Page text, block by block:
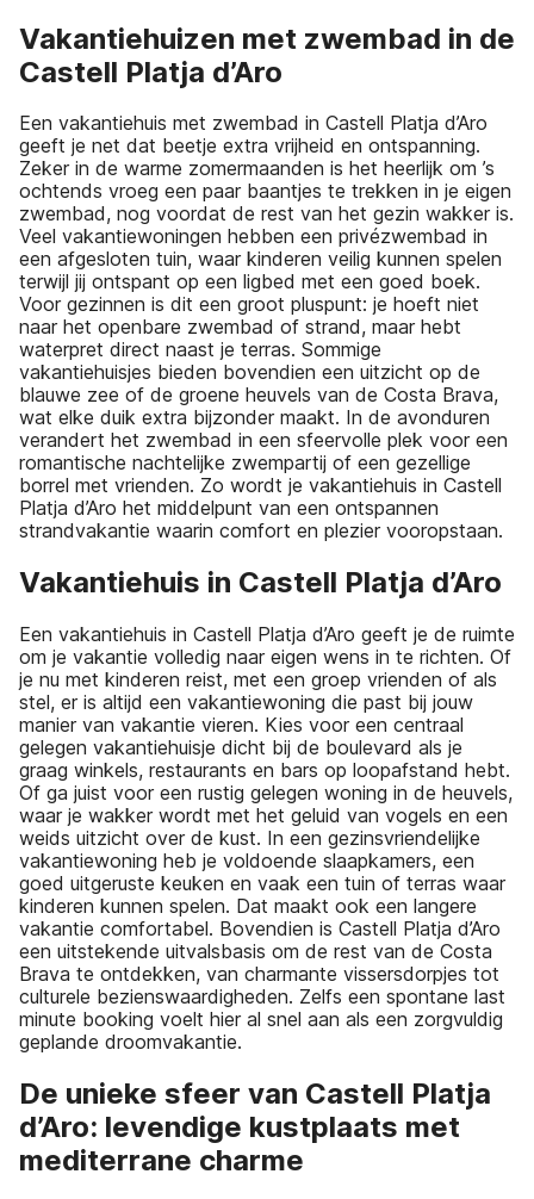
Vakantiehuizen met zwembad in de
Castell Platja d’Aro
Een vakantiehuis met zwembad in Castell Platja d’Aro
geeft je net dat beetje extra vrijheid en ontspanning.
Zeker in de warme zomermaanden is het heerlijk om ’s
ochtends vroeg een paar baantjes te trekken in je eigen
zwembad, nog voordat de rest van het gezin wakker is.
Veel vakantiewoningen hebben een privézwembad in
een afgesloten tuin, waar kinderen veilig kunnen spelen
terwijl jij ontspant op een ligbed met een goed boek.
Voor gezinnen is dit een groot pluspunt: je hoeft niet
naar het openbare zwembad of strand, maar hebt
waterpret direct naast je terras. Sommige
vakantiehuisjes bieden bovendien een uitzicht op de
blauwe zee of de groene heuvels van de Costa Brava,
wat elke duik extra bijzonder maakt. In de avonduren
verandert het zwembad in een sfeervolle plek voor een
romantische nachtelijke zwempartij of een gezellige
borrel met vrienden. Zo wordt je vakantiehuis in Castell
Platja d’Aro het middelpunt van een ontspannen
strandvakantie waarin comfort en plezier vooropstaan.
Vakantiehuis in Castell Platja d’Aro
Een vakantiehuis in Castell Platja d’Aro geeft je de ruimte
om je vakantie volledig naar eigen wens in te richten. Of
je nu met kinderen reist, met een groep vrienden of als
stel, er is altijd een vakantiewoning die past bij jouw
manier van vakantie vieren. Kies voor een centraal
gelegen vakantiehuisje dicht bij de boulevard als je
graag winkels, restaurants en bars op loopafstand hebt.
Of ga juist voor een rustig gelegen woning in de heuvels,
waar je wakker wordt met het geluid van vogels en een
weids uitzicht over de kust. In een gezinsvriendelijke
vakantiewoning heb je voldoende slaapkamers, een
goed uitgeruste keuken en vaak een tuin of terras waar
kinderen kunnen spelen. Dat maakt ook een langere
vakantie comfortabel. Bovendien is Castell Platja d’Aro
een uitstekende uitvalsbasis om de rest van de Costa
Brava te ontdekken, van charmante vissersdorpjes tot
culturele bezienswaardigheden. Zelfs een spontane last
minute booking voelt hier al snel aan als een zorgvuldig
geplande droomvakantie.
De unieke sfeer van Castell Platja
d’Aro: levendige kustplaats met
mediterrane charme